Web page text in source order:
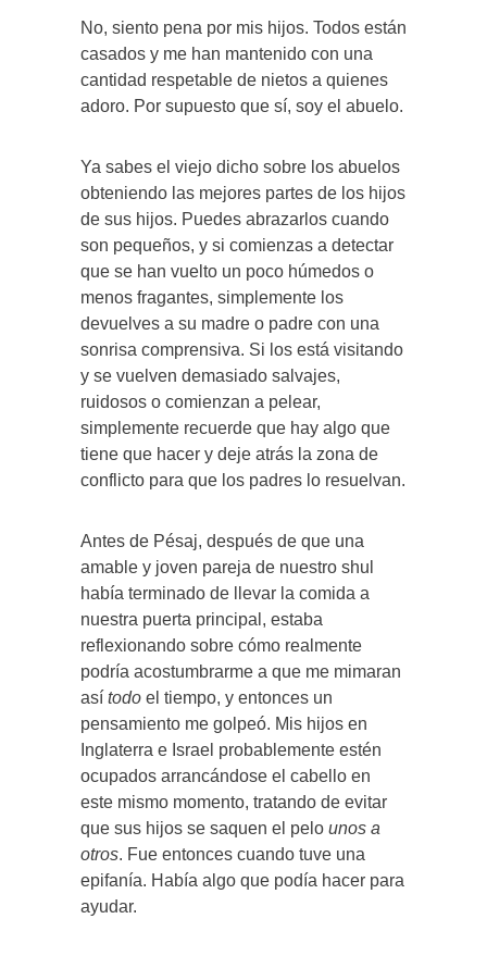
No, siento pena por mis hijos. Todos están
casados ​​y me han mantenido con una
cantidad respetable de nietos a quienes
adoro. Por supuesto que sí, soy el abuelo.
Ya sabes el viejo dicho sobre los abuelos
obteniendo las mejores partes de los hijos
de sus hijos. Puedes abrazarlos cuando
son pequeños, y si comienzas a detectar
que se han vuelto un poco húmedos o
menos fragantes, simplemente los
devuelves a su madre o padre con una
sonrisa comprensiva. Si los está visitando
y se vuelven demasiado salvajes,
ruidosos o comienzan a pelear,
simplemente recuerde que hay algo que
tiene que hacer y deje atrás la zona de
conflicto para que los padres lo resuelvan.
Antes de Pésaj, después de que una
amable y joven pareja de nuestro shul
había terminado de llevar la comida a
nuestra puerta principal, estaba
reflexionando sobre cómo realmente
podría acostumbrarme a que me mimaran
así todo el tiempo, y entonces un
pensamiento me golpeó. Mis hijos en
Inglaterra e Israel probablemente estén
ocupados arrancándose el cabello en
este mismo momento, tratando de evitar
que sus hijos se saquen el pelo unos a
otros. Fue entonces cuando tuve una
epifanía. Había algo que podía hacer para
ayudar.